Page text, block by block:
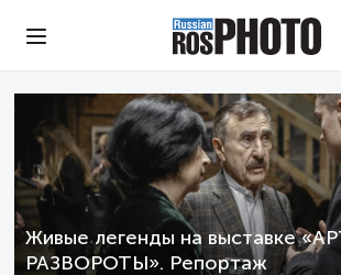
Живые легенды на выставке
РАЗВОРОТЫ». Репортаж